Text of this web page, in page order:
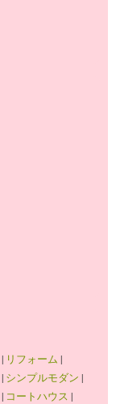
| リフォーム |
| シンプルモダン |
| コートハウス |